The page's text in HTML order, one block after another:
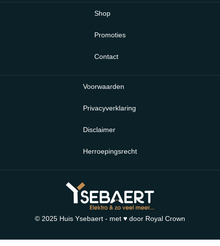
Shop
Promoties
Contact
Voorwaarden
Privacyverklaring
Disclaimer
Herroepingsrecht
© 2025 Huis Ysebaert - met ♥ door Royal Crown